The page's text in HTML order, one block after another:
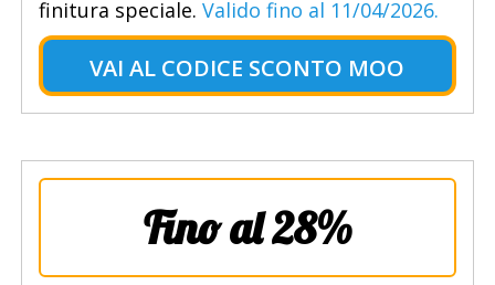
finitura speciale. Valido fino al 11/04/2026.
VAI AL CODICE SCONTO MOO
Fino al 28%